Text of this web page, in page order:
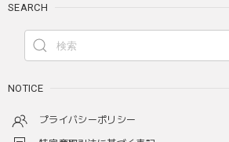
SEARCH
NOTICE
プライバシーポリシー